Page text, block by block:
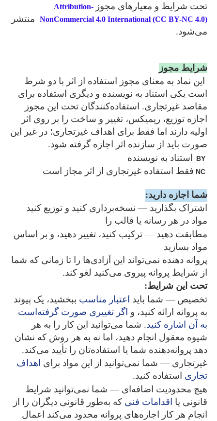
تحت شرایط و معیارهای مجوز Attribution-
NonCommercial 4.0 International (CC BY-NC 4.0)
منتشر
می‌شود.
شرایط مجوز
این نماد به معنای مجوز استفاده از اثر با دو شرط
است یکی استناد به نویسنده و دیگری استفاده برای
مقاصد غیرتجاری. استفاده‌کنندگان تحت این مجوز
اجازه توزیع، ریمیکس، تغییر و ساخت را بر روی اثر
اولیه دارند اما فقط برای اهداف غیرتجاری؛ در غیر این
صورت باید از سازنده اثر اجازه گرفته شود.
استناد به نویسنده
فقط استفاده غیرتجاری از اثر مجاز است
شما اجازه دارید:
اشتراک بگذارید — نسخه‌برداری کنید و توزیع کنید
مواد در هر رسانه یا قالب را
مطابقت دهید — ترکیب کنید، تغییر دهید، و بر اساس
مواد بسازید
پروانه دهنده نمی‌تواند این آزادی‌ها را تا زمانی که شما
از شرایط پروانه پیروی می‌کنید لغو کند.
تحت این شرایط:
تخصیص — شما باید اعتبار مناسب ببخشید، یک پیوند
به پروانه ارائه کنید، و اگر تغییری صورت گرفته‌است
به آن اشاره کنید. شما می‌توانید این کار را به هر
شیوه معقول انجام دهید، اما نه به هر روش که نشان
دهد پروانه‌دهنده شما یا استفاده‌تان را تأیید می‌کند.
غیرتجاری — شما نمی‌توانید از این مواد برای اهداف
تجاری استفاده کنید.
هیچ محدودیت اضافه‌ای — شما نمی‌توانید شرایط
قانونی یا اقدامات فنی که به‌طور قانونی دیگران را از
انجام هر کار اجازه‌های پروانه محدود می‌کند اعمال